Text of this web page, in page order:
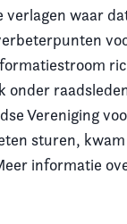
waar
Vereniging
sturen,
Meer informatie